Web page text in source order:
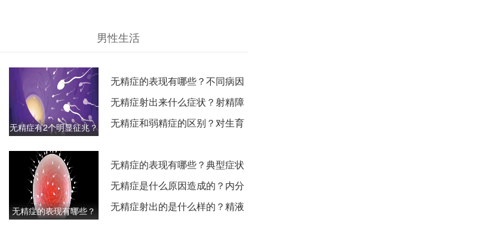
男性生活
无精症有2个明显征兆？
无精症的表现有哪些？不同病因
的症状表现
无精症射出来什么症状？射精障
碍和性功能障碍
无精症和弱精症的区别？对生育
无精症的表现有哪些？
无精症的表现有哪些？典型症状
和早期信号
无精症是什么原因造成的？内分
泌因素和感染因素
无精症射出的是什么样的？精液